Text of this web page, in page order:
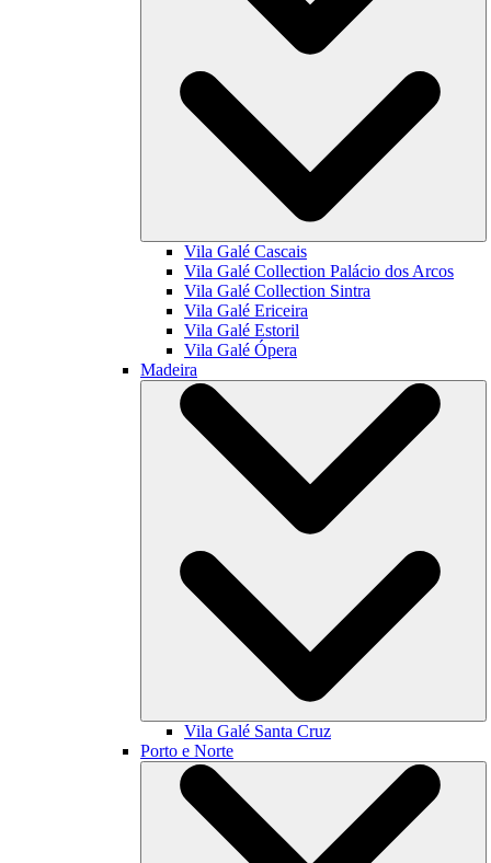
Vila Galé Cascais
Vila Galé Collection Palácio dos Arcos
Vila Galé Collection Sintra
Vila Galé Ericeira
Vila Galé Estoril
Vila Galé Ópera
Madeira
Vila Galé Santa Cruz
Porto e Norte